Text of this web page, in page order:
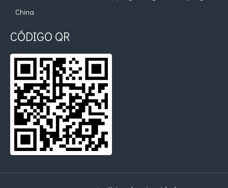
China
CÓDIGO QR